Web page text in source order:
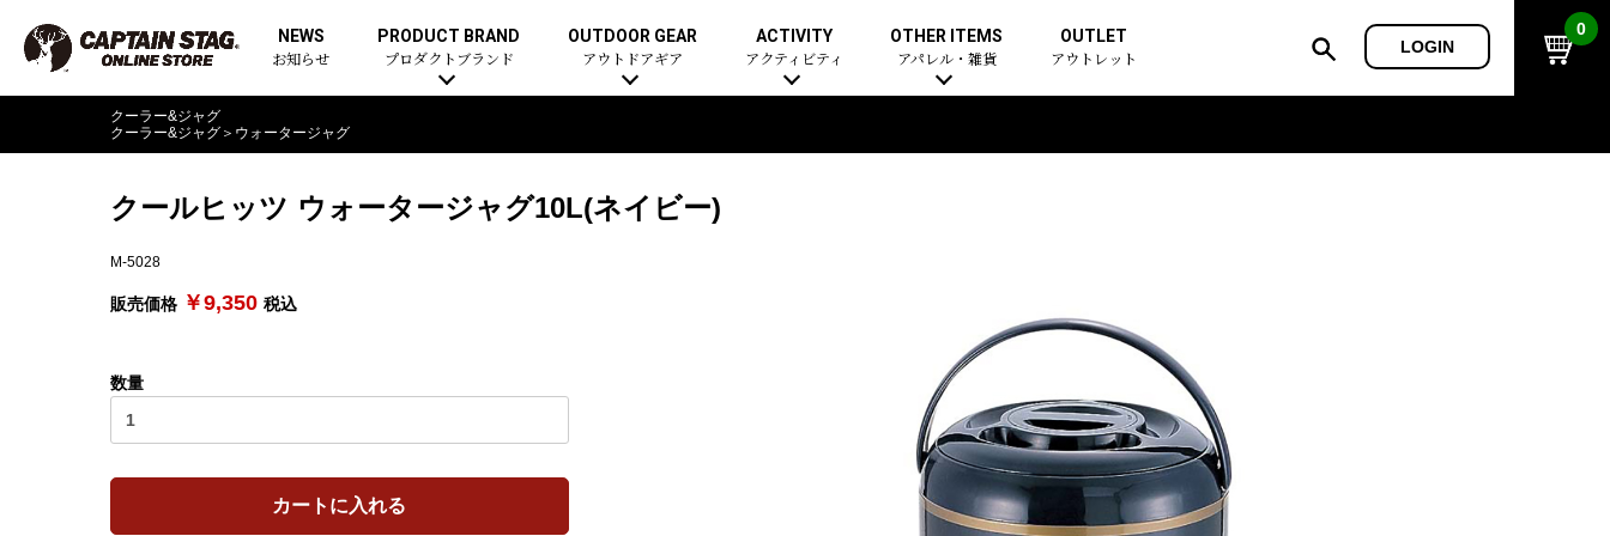
NEWS
お知らせ
PRODUCT BRAND
プロダクトブランド
OUTDOOR GEAR
アウトドアギア
ACTIVITY
アクティビティ
OTHER ITEMS
アパレル・雑貨
OUTLET
アウトレット
LOGIN
0
クーラー&ジャグ
クーラー&ジャグ ＞ ウォータージャグ
クールヒッツ ウォータージャグ10L(ネイビー)
M-5028
販売価格 ￥9,350 税込
数量
カートに入れる